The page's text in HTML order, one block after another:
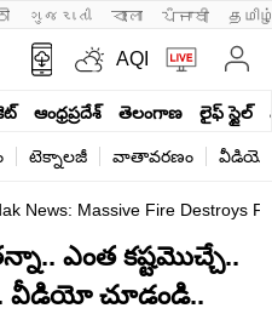
ગુજરાતી বাংলা ਪੰਜਾਬੀ
AQI
ఆంధ్రప్రదేశ్ తెలంగాణ లైఫ్ స్టైల్
టెక్నాలజీ వాతావరణం
News: Massive Fire Destroys
ఎంత కష్టమొచ్చే..
వీడియో చూడండి..